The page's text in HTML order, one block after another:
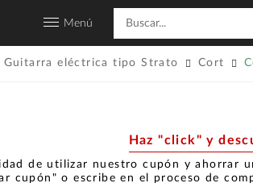
Menú
Guitarra eléctrica tipo Strato Cort
Haz "click" y
de utilizar nuestro cupón y ahorrar
cupón" o escribe en el proceso de